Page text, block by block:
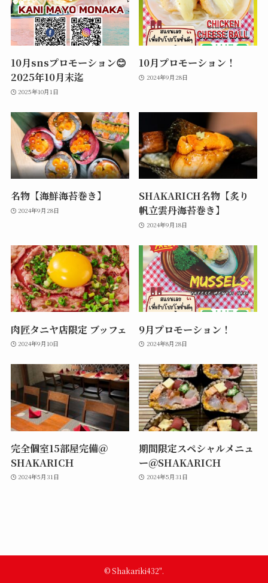
10月snsプロモーション😊
2025年10月末迄
2025年10月1日
10月プロモーション！
2024年9月28日
名物【海鮮海苔巻き】
2024年9月28日
SHAKARICH名物【炙り
帆立雲丹海苔巻き】
2024年9月18日
肉匠タニヤ店限定 ブッフェ
2024年9月10日
9月プロモーション！
2024年8月28日
完全個室15部屋完備＠
SHAKARICＨ
2024年5月31日
期間限定スペシャルメニュ
ー＠SHAKARICＨ
2024年5月31日
©Shakariki432".